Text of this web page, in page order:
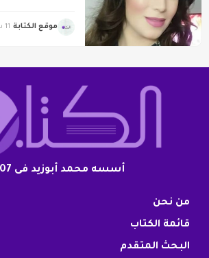
موقع الكتابة 11 سبتمبر 2018
أسسه محمد أبوزيد فى 2007
من نحن
قائمة الكتاب
البحث المتقدم